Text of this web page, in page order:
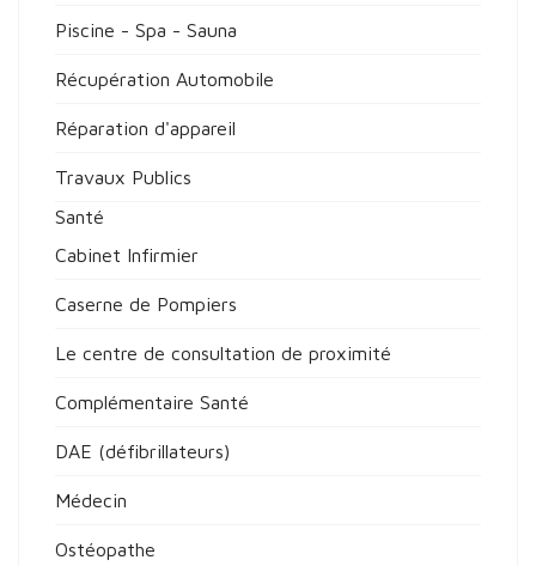
Piscine - Spa - Sauna
Récupération Automobile
Réparation d'appareil
Travaux Publics
Santé
Cabinet Infirmier
Caserne de Pompiers
Le centre de consultation de proximité
Complémentaire Santé
DAE (défibrillateurs)
Médecin
Ostéopathe